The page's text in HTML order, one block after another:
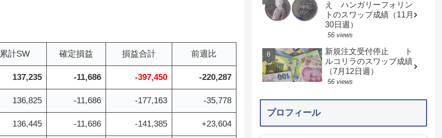
累計SW 確定損益 損益合計 前週比
137,235 -11,686 -397,450 -220,287
136,825 -11,686 -177,163 -35,778
136,445 -11,686 -141,385 +23,604
え ハンガリーフォリン
トのスワップ成績（11月
30日週）
56 views
新規注文受付停止 ト
ルコリラのスワップ成績
（7月12日週）
56 views
プロフィール